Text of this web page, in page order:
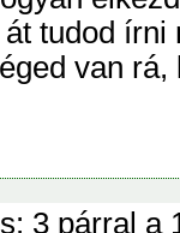
tudod
van
3 párral a